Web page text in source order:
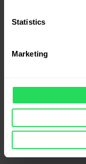
Statistics
Marketing